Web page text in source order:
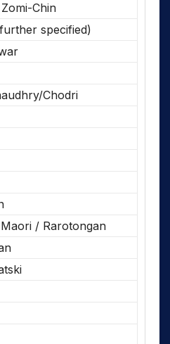
Chin
specified)
Chodri
/ Rarotongan